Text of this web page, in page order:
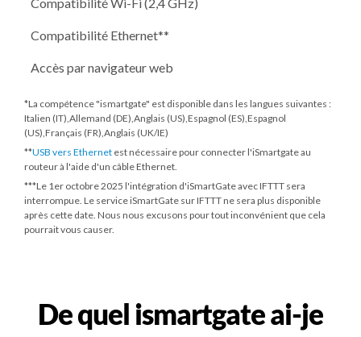
Compatibilité Wi-Fi (2,4 GHz)
Compatibilité Ethernet**
Accès par navigateur web
*La compétence "ismartgate" est disponible dans les langues suivantes :
Italien (IT),Allemand (DE),Anglais (US),Espagnol (ES),Espagnol
(US),Français (FR),Anglais (UK/IE)
**USB vers Ethernet est nécessaire pour connecter l'iSmartgate au
routeur à l'aide d'un câble Ethernet.
***Le 1er octobre 2025 l'intégration d'iSmartGate avec IFTTT sera
interrompue. Le service iSmartGate sur IFTTT ne sera plus disponible
après cette date. Nous nous excusons pour tout inconvénient que cela
pourrait vous causer.
De quel ismartgate ai-je